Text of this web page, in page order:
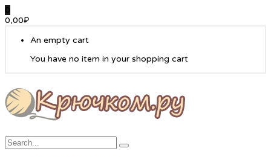
0
0,00₽
An empty cart
You have no item in your shopping cart